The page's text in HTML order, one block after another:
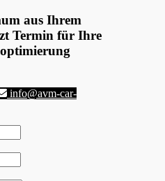
aus Ihrem
Termin für Ihre
info@avm-car-